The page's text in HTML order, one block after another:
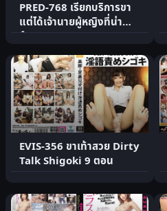
PRED-768 เรียกบริการขา
แต่ได้เจ้านายผู้หญิงที่น่า
รำคาญมา
EVIS-356 ขาเท้าสวย Dirty
Talk Shigoki 9 ตอน